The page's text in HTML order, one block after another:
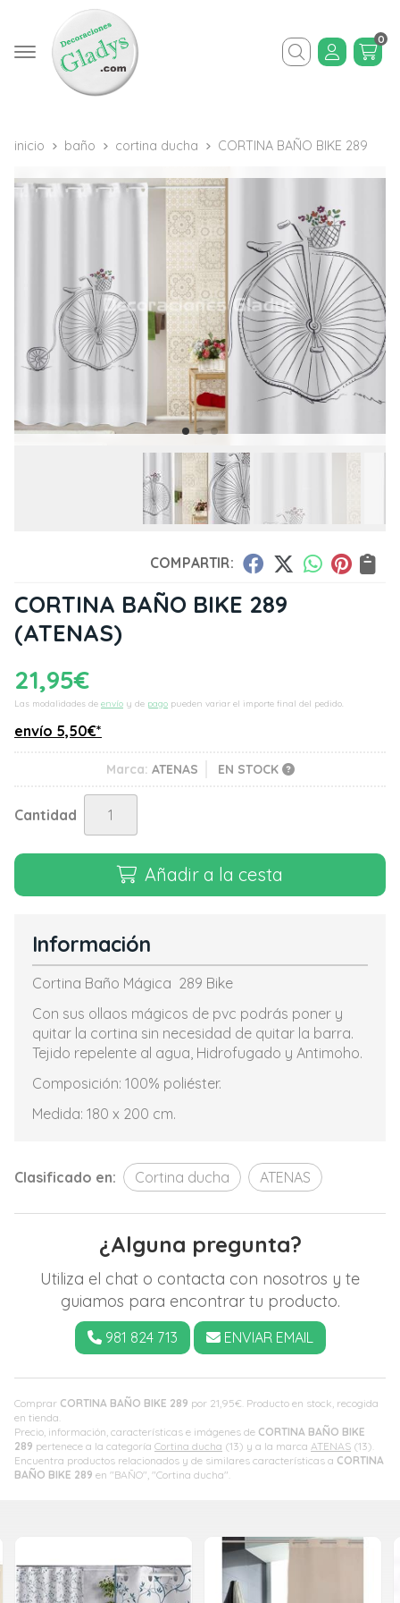
Buscar
0
inicio baño cortina ducha CORTINA BAÑO BIKE 289
COMPARTIR:
CORTINA BAÑO BIKE 289
(ATENAS)
21,95€
Las modalidades de envío y de pago pueden variar el importe final del pedido.
envío 5,50€*
Marca: ATENAS EN STOCK
Cantidad
Añadir a la cesta
Comprar CORTINA BAÑO BIKE 289 por 21,95€ . Producto en stock, recogida
en tienda.
Precio, información, características e imágenes de CORTINA BAÑO BIKE
289 pertenece a la categoría Cortina ducha (13) y a la marca ATENAS (13).
Encuentra productos relacionados y de similares características a CORTINA
BAÑO BIKE 289 en "BAÑO", "Cortina ducha".
Información
Cortina Baño Mágica 289 Bike
Con sus ollaos mágicos de pvc podrás poner y
quitar la cortina sin necesidad de quitar la barra.
Tejido repelente al agua, Hidrofugado y Antimoho.
Composición: 100% poliéster.
Medida: 180 x 200 cm.
Clasificado en: Cortina ducha ATENAS
¿Alguna pregunta?
Utiliza el chat o contacta con nosotros y te
guiamos para encontrar tu producto.
981 824 713 ENVIAR EMAIL